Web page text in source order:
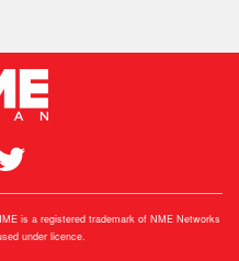
is a registered trademark of NME Networks
under licence.